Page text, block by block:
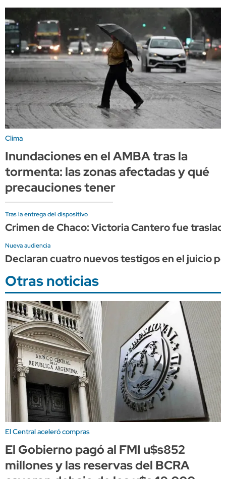
Clima
Inundaciones en el AMBA tras la
tormenta: las zonas afectadas y qué
precauciones tener
Tras la entrega del dispositivo
Crimen de Chaco: Victoria Cantero fue
Nueva audiencia
Declaran cuatro nuevos testigos en el juicio
Otras noticias
El Central aceleró compras
El Gobierno pagó al FMI u$s852
millones y las reservas del BCRA